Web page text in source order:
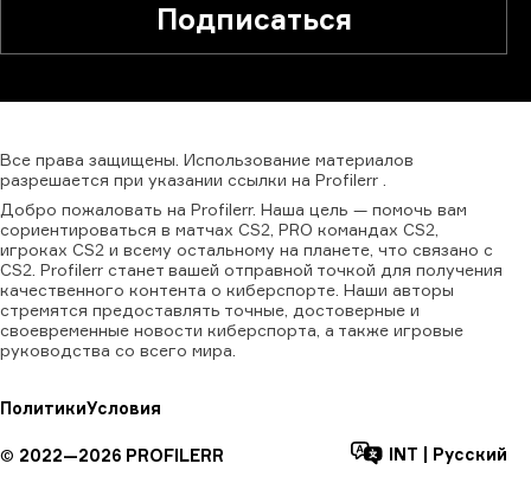
Подписаться
Все права защищены. Использование материалов
разрешается при указании ссылки на Profilerr
Добро пожаловать на Profilerr. Наша цель — помочь вам
сориентироваться в матчах CS2, PRO командах CS2,
игроках CS2 и всему остальному на планете, что связано с
CS2. Profilerr станет вашей отправной точкой для получения
качественного контента о киберспорте. Наши авторы
стремятся предоставлять точные, достоверные и
своевременные новости киберспорта, а также игровые
руководства со всего мира.
ПолитикиУсловия
© 2022—2026 PROFILERR INT Русский